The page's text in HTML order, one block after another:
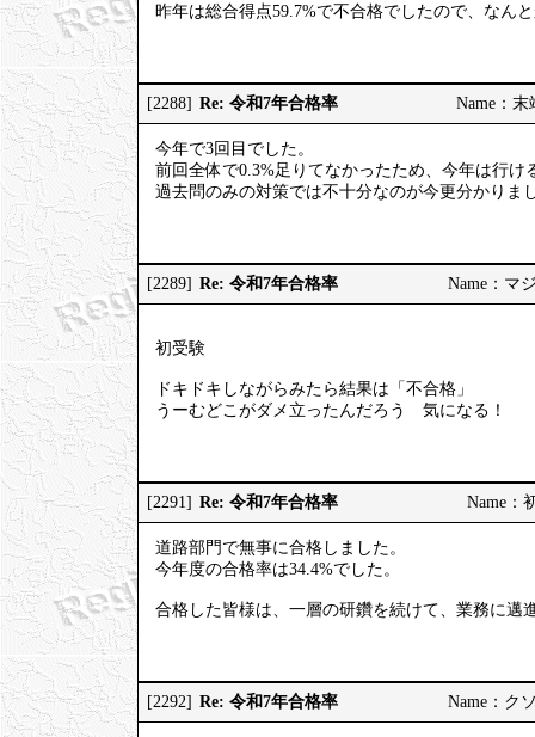
昨年は総合得点59.7%で不合格でしたので、なん
[2288] Re: 令和7年合格率 Name：
今年で3回目でした。
前回全体で0.3%足りてなかったため、今年は行
過去問のみの対策では不十分なのが今更分かりま
[2289] Re: 令和7年合格率 Name：マ
初受験
ドキドキしながらみたら結果は「不合格」
うーむどこがダメ立ったんだろう 気になる！
[2291] Re: 令和7年合格率 Name：
道路部門で無事に合格しました。
今年度の合格率は34.4%でした。
合格した皆様は、一層の研鑽を続けて、業務に邁
[2292] Re: 令和7年合格率 Name：ク